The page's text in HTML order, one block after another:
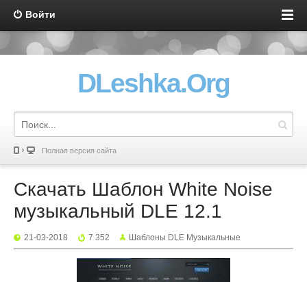
Войти
DLeshka.Org
Полная версия сайта
Скачать Шаблон White Noise
музыкальный DLE 12.1
21-03-2018 7 352 Шаблоны DLE Музыкальные